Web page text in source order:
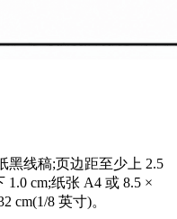
黑线稿;页边距至少上 2.5
1.0 cm;纸张 A4 或 8.5 ×
cm(1/8 英寸)。